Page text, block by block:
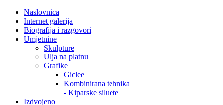
Naslovnica
Internet galerija
Biografija i razgovori
Umjetnine
Skulpture
Ulja na platnu
Grafike
Giclee
Kombinirana tehnika
- Kiparske siluete
Izdvojeno